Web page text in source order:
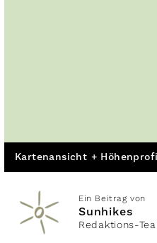
Kartenansicht +
Ein Beitrag von
Sunhikes
Redaktions-